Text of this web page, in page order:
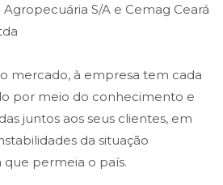
S/A e Cemag Ceará
mercado, à empresa tem cada
por meio do conhecimento e
juntos aos seus clientes, em
da situação
permeia o país.